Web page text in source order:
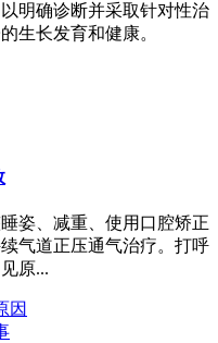
明确诊断并采取针对性治
生长发育和健康。
姿、减重、使用口腔矫正
气道正压通气治疗。打呼
原...
因